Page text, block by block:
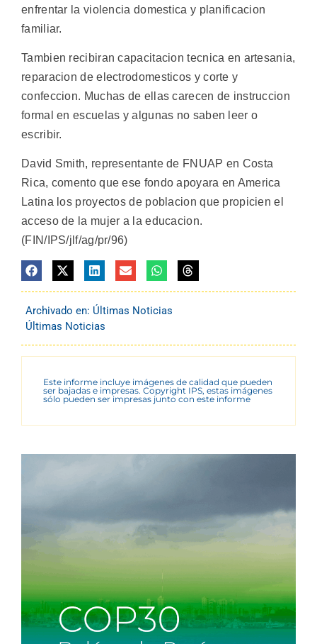
enfrentar la violencia domestica y planificacion
familiar.
Tambien recibiran capacitacion tecnica en artesania,
reparacion de electrodomesticos y corte y
confeccion. Muchas de ellas carecen de instruccion
formal en escuelas y algunas no saben leer o
escribir.
David Smith, representante de FNUAP en Costa
Rica, comento que ese fondo apoyara en America
Latina los proyectos de poblacion que propicien el
acceso de la mujer a la educacion.
(FIN/IPS/jlf/ag/pr/96)
Archivado en: Últimas Noticias
Últimas Noticias
Este informe incluye imágenes de calidad que pueden
ser bajadas e impresas. Copyright IPS, estas imágenes
sólo pueden ser impresas junto con este informe